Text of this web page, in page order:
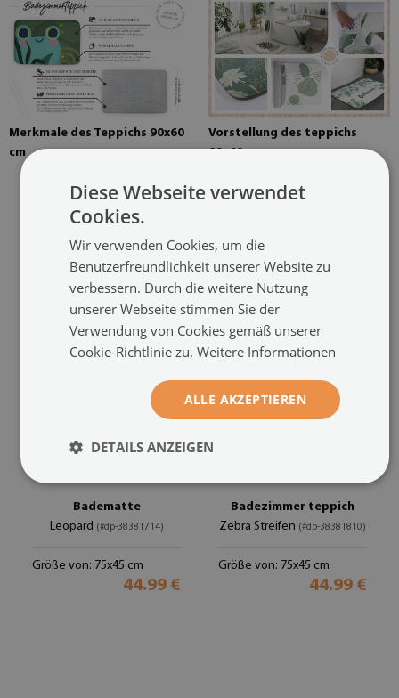
Merkmale des Teppichs 90x60
cm
Vorstellung des teppichs
90x60 cm
EMPFOHLENE PRODUKTE
Badematte
Leopard (#dp-38381714)
Größe von: 75x45 cm
44.99 €
Badezimmer teppich
Zebra Streifen (#dp-38381810)
Größe von: 75x45 cm
44.99 €
Diese Webseite verwendet
Cookies.
Wir verwenden Cookies, um die
Benutzerfreundlichkeit unserer Website zu
verbessern. Durch die weitere Nutzung
unserer Webseite stimmen Sie der
Verwendung von Cookies gemäß unserer
Cookie-Richtlinie zu. Weitere Informationen
ALLE AKZEPTIEREN
DETAILS ANZEIGEN